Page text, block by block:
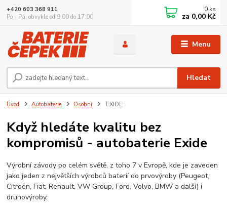
Menu
Hledat
+420 603 368 911
Po - Pá, obvykle od 9:00 do 17:00
0 ks
za 0,00 Kč
Úvod Autobaterie Osobní EXIDE
Když hledáte kvalitu bez
kompromisů - autobaterie Exide
Výrobní závody po celém světě, z toho 7 v Evropě, kde je zaveden
jako jeden z největších výrobců baterií do prvovýroby (Peugeot,
Citroën, Fiat, Renault, VW Group, Ford, Volvo, BMW a další) i
druhovýroby.